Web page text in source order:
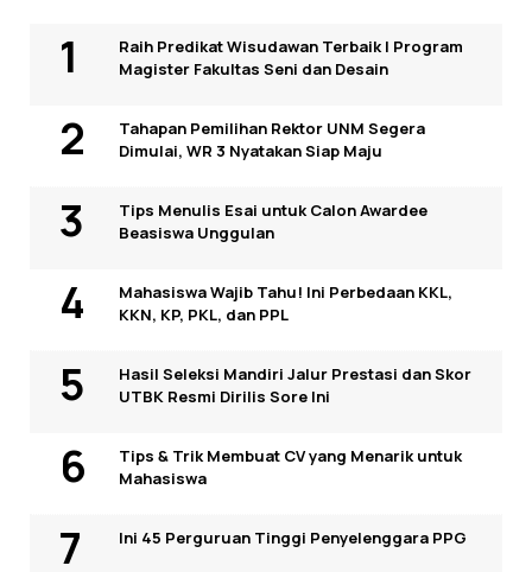
Raih Predikat Wisudawan Terbaik I Program
Magister Fakultas Seni dan Desain
Tahapan Pemilihan Rektor UNM Segera
Dimulai, WR 3 Nyatakan Siap Maju
Tips Menulis Esai untuk Calon Awardee
Beasiswa Unggulan
Mahasiswa Wajib Tahu! Ini Perbedaan KKL,
KKN, KP, PKL, dan PPL
Hasil Seleksi Mandiri Jalur Prestasi dan Skor
UTBK Resmi Dirilis Sore Ini
Tips & Trik Membuat CV yang Menarik untuk
Mahasiswa
Ini 45 Perguruan Tinggi Penyelenggara PPG